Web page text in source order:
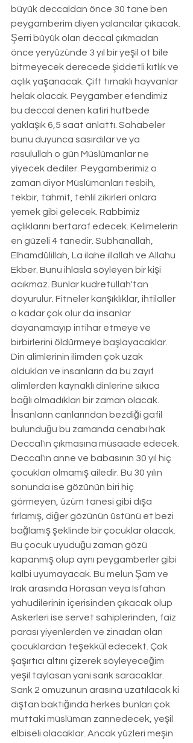
büyük deccaldan önce 30 tane ben
peygamberim diyen yalancılar çıkacak.
Şerri büyük olan deccal çıkmadan
önce yeryüzünde 3 yıl bir yeşil ot bile
bitmeyecek derecede şiddetli kıtlık ve
açlık yaşanacak. Çift tırnaklı hayvanlar
helak olacak. Peygamber efendimiz
bu deccal denen kafiri hutbede
yaklaşık 6,5 saat anlattı. Sahabeler
bunu duyunca sasırdılar ve ya
rasulullah o gün Müslümanlar ne
yiyecek dediler. Peygamberimiz o
zaman diyor Müslümanları tesbih,
tekbir, tahmit, tehlil zikirleri onlara
yemek gibi gelecek. Rabbimiz
açlıklarını bertaraf edecek. Kelimelerin
en güzeli 4 tanedir. Subhanallah,
Elhamdülillah, La ilahe illallah ve Allahu
Ekber. Bunu ihlasla söyleyen bir kişi
acıkmaz. Bunlar kudretullah'tan
doyurulur. Fitneler karışıklıklar, ihtilaller
o kadar çok olur da insanlar
dayanamayıp intihar etmeye ve
birbirlerini öldürmeye başlayacaklar.
Din alimlerinin ilimden çok uzak
oldukları ve insanların da bu zayıf
alimlerden kaynaklı dinlerine sıkıca
bağlı olmadıkları bir zaman olacak.
İnsanların canlarından bezdiği gafil
bulunduğu bu zamanda cenabı hak
Deccal'ın çıkmasına müsaade edecek.
Deccal'ın anne ve babasının 30 yıl hiç
çocukları olmamış ailedir. Bu 30 yılın
sonunda ise gözünün biri hiç
görmeyen, üzüm tanesi gibi dışa
fırlamış, diğer gözünün üstünü et bezi
bağlamış şeklinde bir çocuklar olacak.
Bu çocuk uyuduğu zaman gözü
kapanmış olup aynı peygamberler gibi
kalbi uyumayacak. Bu melun Şam ve
Irak arasında Horasan veya Isfahan
yahudilerinin içerisinden çıkacak olup
Askerleri ise servet sahiplerinden, faiz
parası yiyenlerden ve zinadan olan
çocuklardan teşekkül edecekt. Çok
şaşırtıcı altını çizerek söyleyeceğim
yeşil taylasan yani sarık saracaklar.
Sarık 2 omuzunun arasına uzatılacak ki
dıştan baktığında herkes bunları çok
muttaki müslüman zannedecek, yeşil
elbiseli olacaklar. Ancak yüzleri meşin